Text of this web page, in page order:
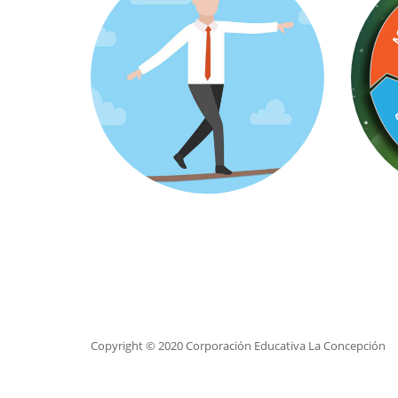
Copyright © 2020 Corporación Educativa La Concepción